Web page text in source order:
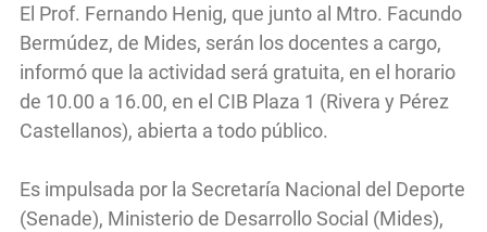
El Prof. Fernando Henig, que junto al Mtro. Facundo
Bermúdez, de Mides, serán los docentes a cargo,
informó que la actividad será gratuita, en el horario
de 10.00 a 16.00, en el CIB Plaza 1 (Rivera y Pérez
Castellanos), abierta a todo público.
Es impulsada por la Secretaría Nacional del Deporte
(Senade), Ministerio de Desarrollo Social (Mides),